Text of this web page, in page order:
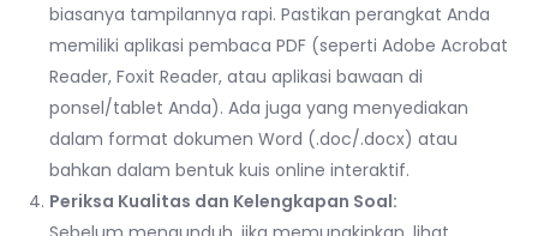
biasanya tampilannya rapi. Pastikan perangkat Anda
memiliki aplikasi pembaca PDF (seperti Adobe Acrobat
Reader, Foxit Reader, atau aplikasi bawaan di
ponsel/tablet Anda). Ada juga yang menyediakan
dalam format dokumen Word (.doc/.docx) atau
bahkan dalam bentuk kuis online interaktif.
Periksa Kualitas dan Kelengkapan Soal: